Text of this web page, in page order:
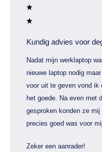
Kundig advies voor
Nadat mijn werklaptop
nieuwe laptop nodig
voor uit te geven vond ik
het goede. Na even met
gesproken konden ze
precies goed was voor
Zeker een aanrader!